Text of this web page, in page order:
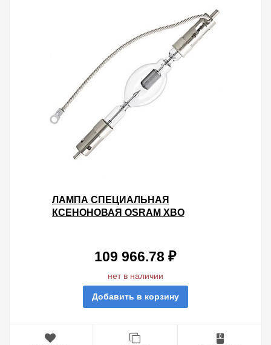
ЛАМПА СПЕЦИАЛЬНАЯ
КСЕНОНОВАЯ OSRAM XBO
109 966.78 ₽
нет в наличии
Добавить в корзину